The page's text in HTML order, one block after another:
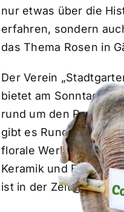
nur etwas über die
erfahren, sondern
das Thema Rosen in
Der Verein
bietet am Sonntag
rund um den
gibt es Rundgänge
florale Werkstücke
Keramik und Bücher.
ist in der Zeit gesorgt.